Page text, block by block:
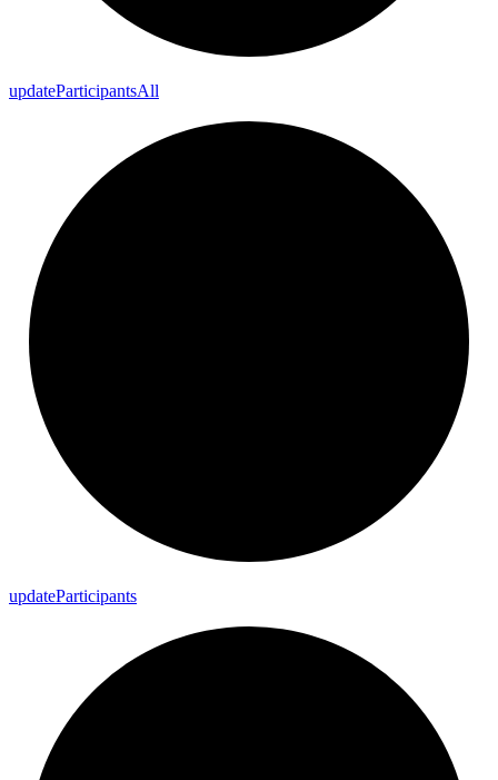
updateParticipantsAll
updateParticipants